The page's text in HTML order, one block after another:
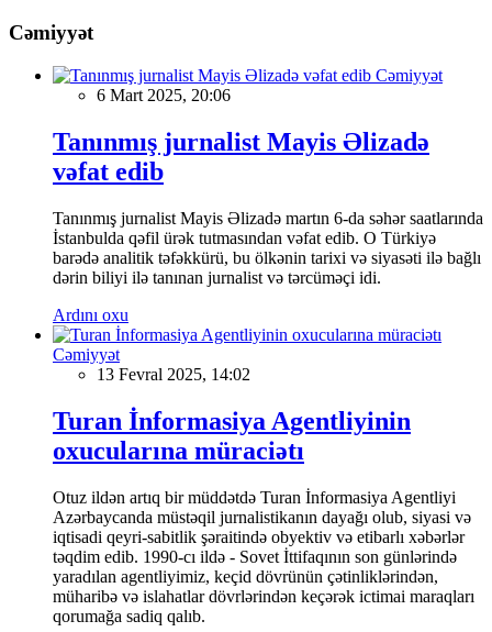
Cəmiyyət
Cəmiyyət
6 Mart 2025, 20:06
Tanınmış jurnalist Mayis Əlizadə
vəfat edib
Tanınmış jurnalist Mayis Əlizadə martın 6-da səhər saatlarında
İstanbulda qəfil ürək tutmasından vəfat edib. O Türkiyə
barədə analitik təfəkkürü, bu ölkənin tarixi və siyasəti ilə bağlı
dərin biliyi ilə tanınan jurnalist və tərcüməçi idi.
Ardını oxu
Cəmiyyət
13 Fevral 2025, 14:02
Turan İnformasiya Agentliyinin
oxucularına müraciətı
Otuz ildən artıq bir müddətdə Turan İnformasiya Agentliyi
Azərbaycanda müstəqil jurnalistikanın dayağı olub, siyasi və
iqtisadi qeyri-sabitlik şəraitində obyektiv və etibarlı xəbərlər
təqdim edib. 1990-cı ildə - Sovet İttifaqının son günlərində
yaradılan agentliyimiz, keçid dövrünün çətinliklərindən,
müharibə və islahatlar dövrlərindən keçərək ictimai maraqları
qorumağa sadiq qalıb.